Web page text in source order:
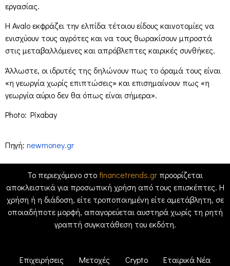
εργασίας.
Η Avalo εκφράζει την ελπίδα τέτοιου είδους καινοτομίες να
ενισχύουν τους αγρότες και να τους θωρακίσουν μπροστά
στις μεταβαλλόμενες και απρόβλεπτες καιρικές συνθήκες.
Άλλωστε, οι ιδρυτές της δηλώνουν πως το όραμά τους είναι
«η γεωργία χωρίς επιπτώσεις» και επισημαίνουν πως «η
γεωργία αύριο δεν θα όπως είναι σήμερα».
Photo: Pixabay
Πηγή: newmoney.gr
Το περιεχόμενο στο financetrends.grπροορίζεται
αποκλειστικά για προσωπική χρήση από τους επισκέπτες. Η
χρήση ή η διάδοση, είτε τροποποιημένη είτε αμετάβλητη, σε
οποιαδήποτε μορφή, απαγορεύεται αυστηρά χωρίς τη ρητή
γραπτή συγκατάθεση του εκδότη.
Επιχειρήσεις Μετοχές Crypto Εταιρικά Νέα